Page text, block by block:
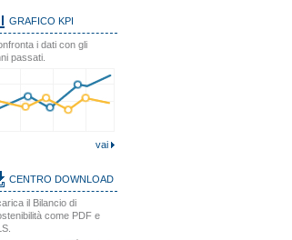
GRAFICO KPI
i dati con gli
passati.
vai
CENTRO DOWNLOAD
il Bilancio di
come PDF e